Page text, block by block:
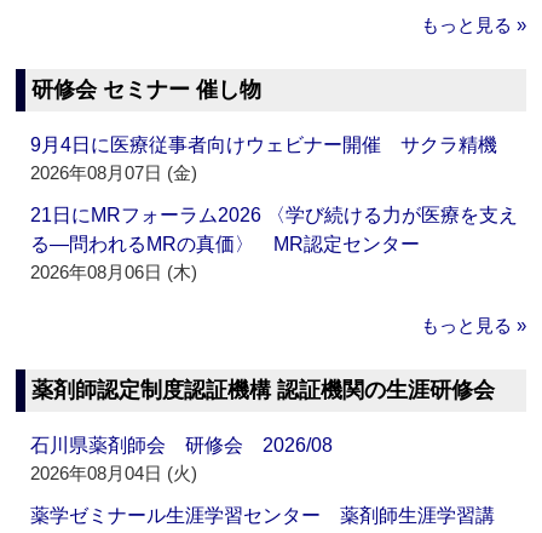
もっと見る »
研修会 セミナー 催し物
9月4日に医療従事者向けウェビナー開催 サクラ精機
2026年08月07日 (金)
21日にMRフォーラム2026 〈学び続ける力が医療を支え
る―問われるMRの真価〉 MR認定センター
2026年08月06日 (木)
もっと見る »
薬剤師認定制度認証機構 認証機関の生涯研修会
石川県薬剤師会 研修会 2026/08
2026年08月04日 (火)
薬学ゼミナール生涯学習センター 薬剤師生涯学習講